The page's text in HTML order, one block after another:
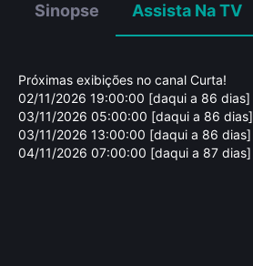
Sinopse Assista Na TV
Próximas exibições no canal Curta!
02/11/2026 19:00:00 [daqui a 86 dias]
03/11/2026 05:00:00 [daqui a 86 dias]
03/11/2026 13:00:00 [daqui a 86 dias]
04/11/2026 07:00:00 [daqui a 87 dias]